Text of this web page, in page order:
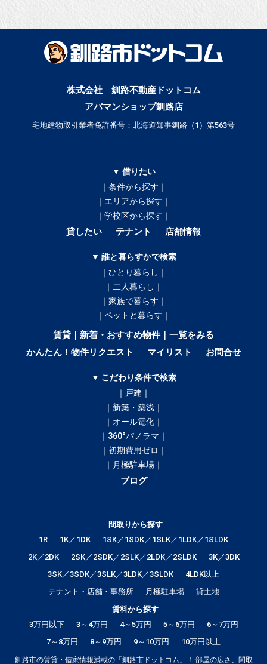
株式会社 釧路不動産ドットコム
アパマンショップ釧路店
宅地建物取引業者免許番号：北海道知事釧路（1）第563号
▼ 借りたい
｜条件から探す｜
｜エリアから探す｜
｜学校区から探す｜
貸したい テナント 店舗情報
▼ 誰と暮らすかで検索
｜ひとり暮らし｜
｜二人暮らし｜
｜家族で暮らす｜
｜ペットと暮らす｜
賃貸｜新着・おすすめ物件｜一覧をみる
かんたん！物件リクエスト
マイリスト お問合せ
▼ こだわり条件で検索
｜戸建｜
｜新築・築浅｜
｜オール電化｜
｜360°パノラマ｜
｜初期費用ゼロ｜
｜月極駐車場｜
ブログ
間取りから探す
1R
1K／1DK
1SK／1SDK／1SLK／1LDK／1SLDK
2K／2DK
2SK／2SDK／2SLK／2LDK／2SLDK
3K／3DK
3SK／3SDK／3SLK／3LDK／3SLDK
4LDK以上
テナント・店舗・事務所
月極駐車場
貸土地
賃料から探す
3万円以下
3～4万円 4～5万円 5～6万円
6～7万円
7～8万円
8～9万円 9～10万円 10万円以上
釧路市の賃貸・借家情報満載の「釧路市ドットコム」！ 部屋の広さ、間取